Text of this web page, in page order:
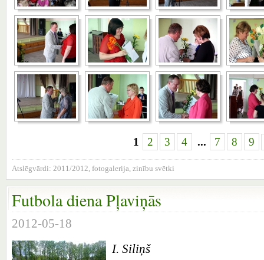
1 2 3 4 ... 7 8 9
Atslēgvārdi: 2011/2012 fotogalerija zinību svētki
Futbola diena Pļaviņās
2012-05-18
I. Siliņš